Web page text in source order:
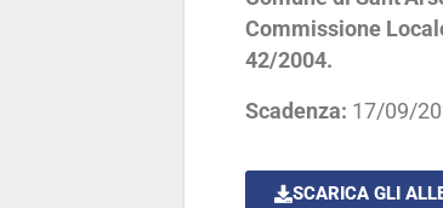
Commissione
42/2004.
Scadenza: 17/09/
SCARICA GLI